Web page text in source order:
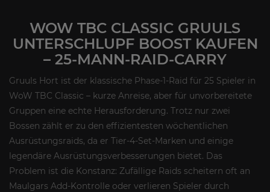
WOW TBC CLASSIC GRUULS
UNTERSCHLUPF BOOST KAUFEN
– 25-MANN-RAID-CARRY
Gruuls Hort ist der klassische Phase-1-Raid für 25 Spieler in
WoW TBC Classic – kurze Anreise, aber für unvorbereitete
Gruppen eine echte Herausforderung. Trotz nur zwei
Bossen zählt er zu den effizientesten wöchentlichen
Ausrüstungsraids, da er Tier-4-Set-Marken und einige
legendäre Ausrüstungsverbesserungen bietet. Das
Problem ist die Konstanz: Zufällige Raids scheitern oft an
Maulgars Add-Kontrolle oder verlieren Spieler durch